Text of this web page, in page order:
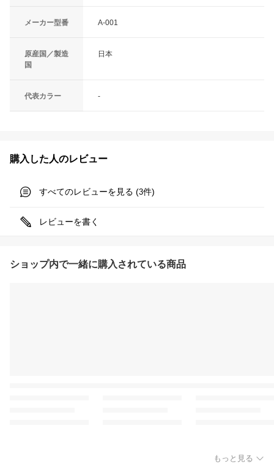
メーカー型番 A-001
原産国／製造
国
日本
代表カラー -
購入した人のレビュー
すべてのレビューを見る (3件)
レビューを書く
ショップ内で一緒に購入されている商品
もっと見る